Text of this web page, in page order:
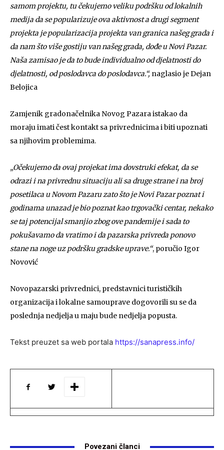
samom projektu, tu čekujemo veliku podršku od lokalnih
medija da se popularizuje ova aktivnost a drugi segment
projekta je popularizacija projekta van granica našeg grada i
da nam što više gostiju van našeg grada, dođe u Novi Pazar.
Naša zamisao je da to bude individualno od djelatnosti do
djelatnosti, od poslodavca do poslodavca.“, naglasio je Dejan
Belojica
Zamjenik gradonačelnika Novog Pazara istakao da
moraju imati čest kontakt sa privrednicima i biti upoznati
sa njihovim problemima.
„Očekujemo da ovaj projekat ima dovstruki efekat, da se
odrazi i na privrednu situaciju ali sa druge strane i na broj
posetilaca u Novom Pazaru zato što je Novi Pazar poznat i
godinama unazad je bio poznat kao trgovački centar, nekako
se taj potencijal smanjio zbog ove pandemije i sada to
pokušavamo da vratimo i da pazarska privreda ponovo
stane na noge uz podršku gradske uprave.“, poručio Igor
Novović
Novopazarski privrednici, predstavnici turističkih
organizacija i lokalne samouprave dogovorili su se da
poslednja nedjelja u maju bude nedjelja popusta.
Tekst preuzet sa web portala https://sanapress.info/
Povezani članci